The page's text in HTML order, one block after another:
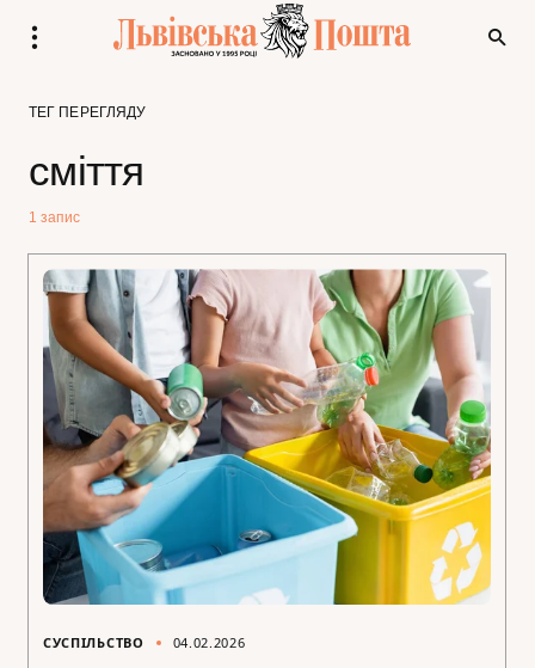
ТЕГ ПЕРЕГЛЯДУ
сміття
1 запис
СУСПІЛЬСТВО 04.02.2026